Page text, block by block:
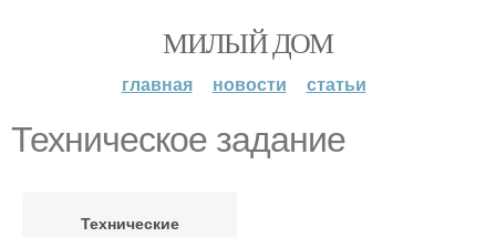
МИЛЫЙ ДОМ
главная новости статьи
Техническое задание
Технические